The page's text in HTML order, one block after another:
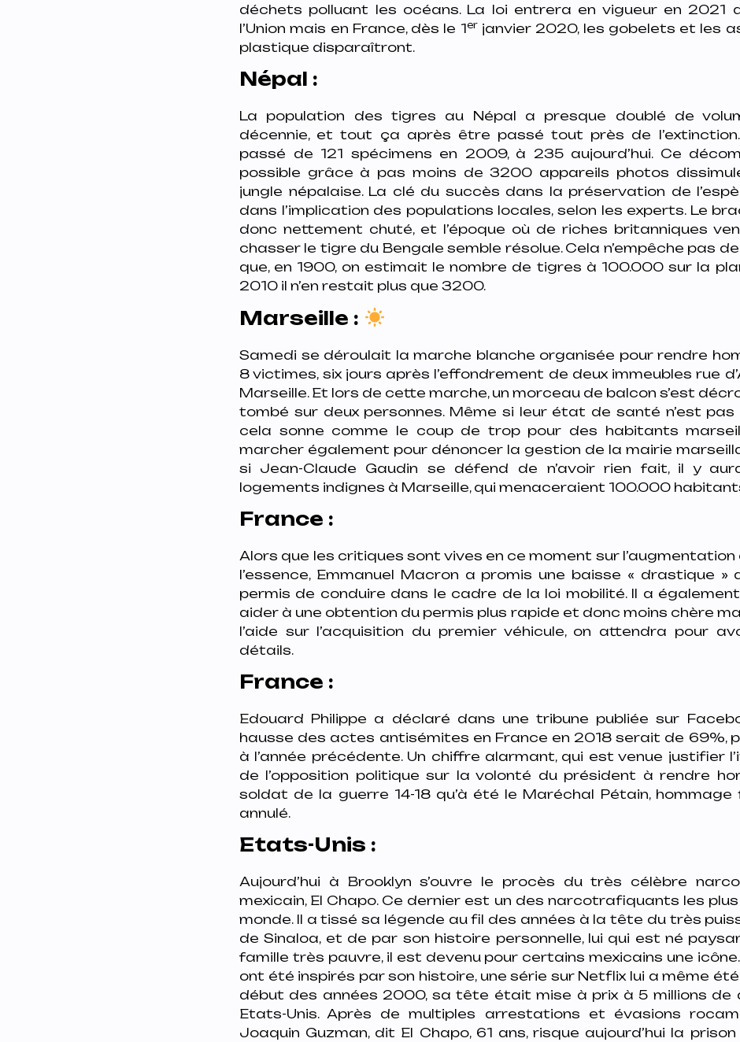
déchets polluant les océans. La loi entrera en vigueur en 2021
l’Union mais en France, dès le 1erjanvier 2020, les gobelets et les
plastique disparaîtront.
Népal :
La population des tigres au Népal a presque doublé de
décennie, et tout ça après être passé tout près de
passé de 121 spécimens en 2009, à 235 aujourd’hui. Ce
possible grâce à pas moins de 3200 appareils photos
jungle népalaise. La clé du succès dans la préservation de
dans l’implication des populations locales, selon les experts. Le
donc nettement chuté, et l’époque où de riches britanniques
chasser le tigre du Bengale semble résolue. Cela n’empêche pas
que, en 1900, on estimait le nombre de tigres à 100.000 sur la
2010 il n’en restait plus que 3200.
Marseille :
Samedi se déroulait la marche blanche organisée pour rendre
8 victimes, six jours après l’effondrement de deux immeubles rue
Marseille. Et lors de cette marche, un morceau de balcon s’est
tombé sur deux personnes. Même si leur état de santé n’est pas
cela sonne comme le coup de trop pour des habitants
marcher également pour dénoncer la gestion de la mairie
si Jean-Claude Gaudin se défend de n’avoir rien fait, il y
logements indignes à Marseille, qui menaceraient 100.000
France :
Alors que les critiques sont vives en ce moment sur
l’essence, Emmanuel Macron a promis une baisse « drastique »
permis de conduire dans le cadre de la loi mobilité. Il a
aider à une obtention du permis plus rapide et donc moins chère
l’aide sur l’acquisition du premier véhicule, on attendra pour
détails.
France :
Edouard Philippe a déclaré dans une tribune publiée sur
hausse des actes antisémites en France en 2018 serait de 69%,
à l’année précédente. Un chiffre alarmant, qui est venue justifier
de l’opposition politique sur la volonté du président à rendre
soldat de la guerre 14-18 qu’à été le Maréchal Pétain, hommage
annulé.
Etats-Unis :
Aujourd’hui à Brooklyn s’ouvre le procès du très célèbre
mexicain, El Chapo. Ce dernier est un des narcotrafiquants les
monde. Il a tissé sa légende au fil des années à la tête du très
de Sinaloa, et de par son histoire personnelle, lui qui est né
famille très pauvre, il est devenu pour certains mexicains une
ont été inspirés par son histoire, une série sur Netflix lui a même été
début des années 2000, sa tête était mise à prix à 5 millions de
Etats-Unis. Après de multiples arrestations et évasions
Joaquin Guzman, dit El Chapo, 61 ans, risque aujourd’hui la